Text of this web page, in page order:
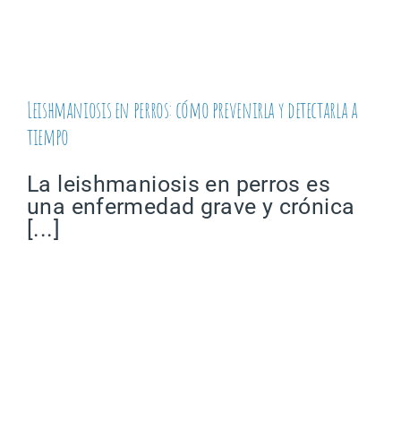
Leishmaniosis en perros: cómo prevenirla y detectarla a
tiempo
La leishmaniosis en perros es
una enfermedad grave y crónica
[...]